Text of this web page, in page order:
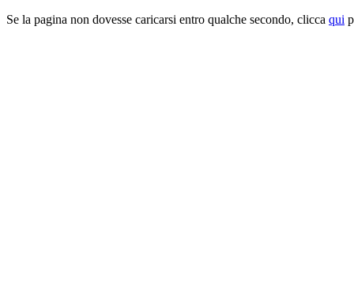
Se la pagina non dovesse caricarsi entro qualche secondo, clicca qui